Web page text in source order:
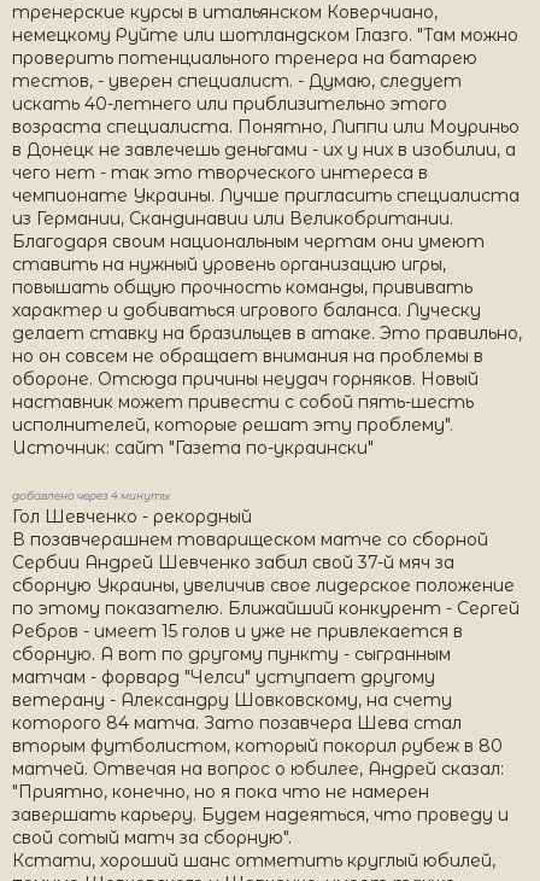
тренерские курсы в итальянском Коверчиано,
немецкому Руйте или шотландском Глазго. "Там можно
проверить потенциального тренера на батарею
тестов, - уверен специалист. - Думаю, следует
искать 40-летнего или приблизительно этого
возраста специалиста. Понятно, Липпи или Моуриньо
в Донецк не завлечешь деньгами - их у них в изобилии, а
чего нет - так это творческого интереса в
чемпионате Украины. Лучше пригласить специалиста
из Германии, Скандинавии или Великобритании.
Благодаря своим национальным чертам они умеют
ставить на нужный уровень организацию игры,
повышать общую прочность команды, прививать
характер и добиваться игрового баланса. Луческу
делает ставку на бразильцев в атаке. Это правильно,
но он совсем не обращает внимания на проблемы в
обороне. Отсюда причины неудач горняков. Новый
наставник может привести с собой пять-шесть
исполнителей, которые решат эту проблему".
Источник: сайт "Газета по-украински"
добавлено через 4 минуты
Гол Шевченко - рекордный
В позавчерашнем товарищеском матче со сборной
Сербии Андрей Шевченко забил свой 37-й мяч за
сборную Украины, увеличив свое лидерское положение
по этому показателю. Ближайший конкурент - Сергей
Ребров - имеет 15 голов и уже не привлекается в
сборную. А вот по другому пункту - сыгранным
матчам - форвард "Челси" уступает другому
ветерану - Александру Шовковскому, на счету
которого 84 матча. Зато позавчера Шева стал
вторым футболистом, который покорил рубеж в 80
матчей. Отвечая на вопрос о юбилее, Андрей сказал:
"Приятно, конечно, но я пока что не намерен
завершать карьеру. Будем надеяться, что проведу и
свой сотый матч за сборную".
Кстати, хороший шанс отметить круглый юбилей,